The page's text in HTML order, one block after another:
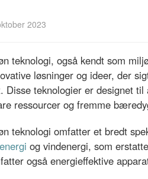
2023
teknologi, også kendt som
løsninger og ideer, der
Disse teknologier er designet
ressourcer og fremme
teknologi omfatter et bredt
og vindenergi, som
også energieffektive